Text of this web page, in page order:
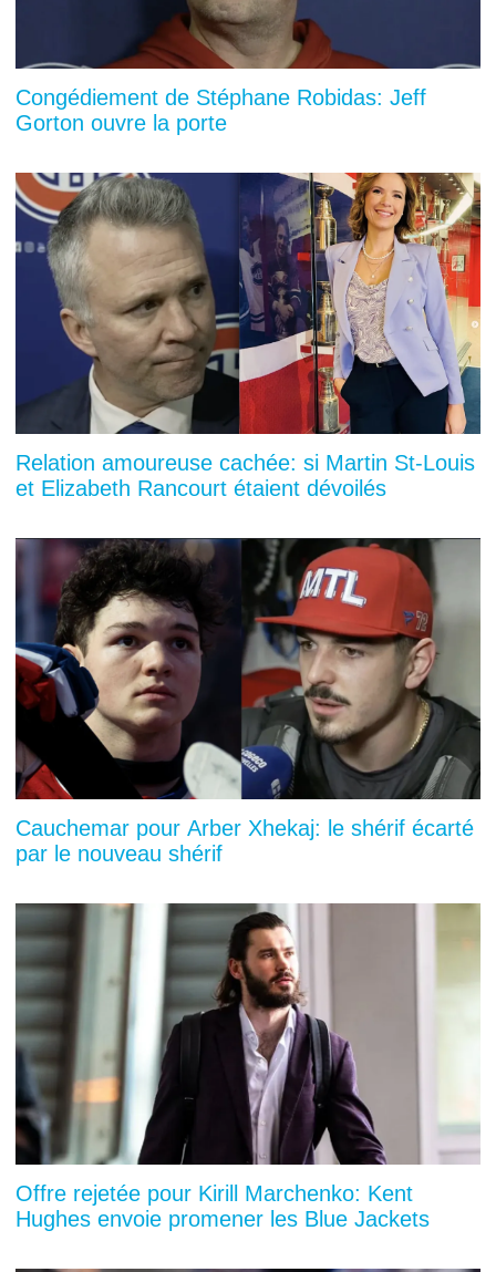
Congédiement de Stéphane Robidas: Jeff
Gorton ouvre la porte
Relation amoureuse cachée: si Martin St-Louis
et Elizabeth Rancourt étaient dévoilés
Cauchemar pour Arber Xhekaj: le shérif écarté
par le nouveau shérif
Offre rejetée pour Kirill Marchenko: Kent
Hughes envoie promener les Blue Jackets